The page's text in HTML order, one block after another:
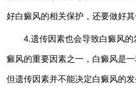
好白癜风的相关保护，还要做好其
4.遗传因素也会导致白癜风的
癜风的重要因素之一，白癜风是
但遗传因素并不能决定白癜风的